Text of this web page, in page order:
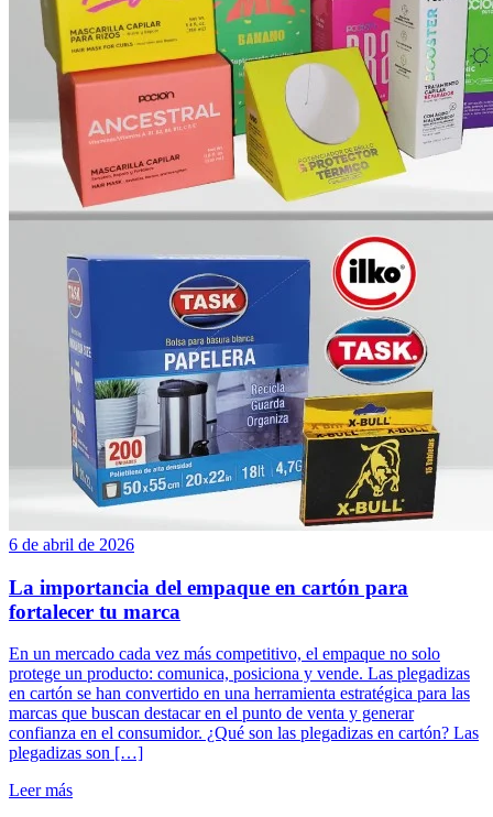
6 de abril de 2026
La importancia del empaque en cartón para
fortalecer tu marca
En un mercado cada vez más competitivo, el empaque no solo
protege un producto: comunica, posiciona y vende. Las plegadizas
en cartón se han convertido en una herramienta estratégica para las
marcas que buscan destacar en el punto de venta y generar
confianza en el consumidor. ¿Qué son las plegadizas en cartón? Las
plegadizas son […]
Leer más